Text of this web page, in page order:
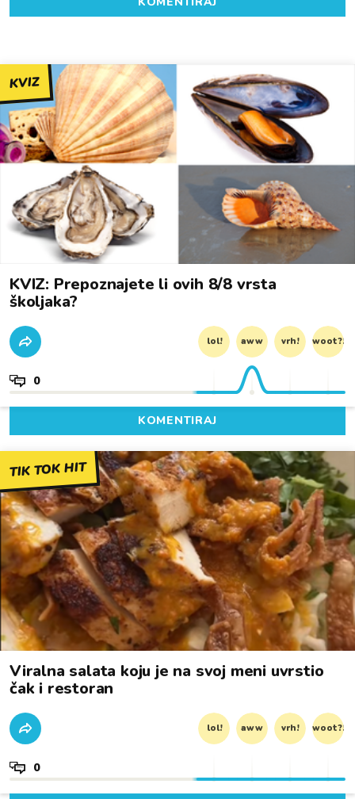
KVIZ
KVIZ: Prepoznajete li ovih 8/8 vrsta
školjaka?
lol! aww vrh! woot?!
0
KOMENTIRAJ
TIK TOK HIT
Viralna salata koju je na svoj meni uvrstio
čak i restoran
lol! aww vrh! woot?!
0